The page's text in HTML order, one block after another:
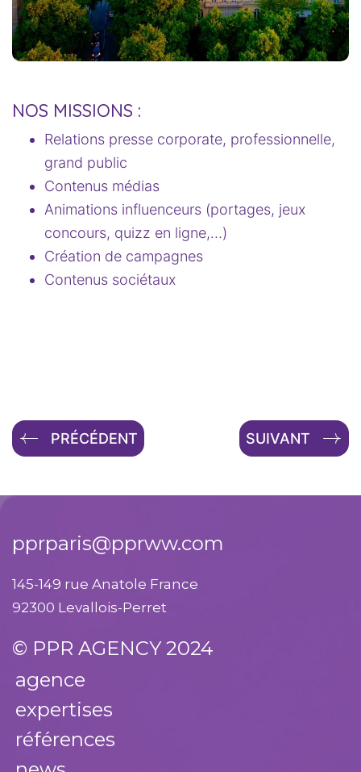
NOS MISSIONS :
Relations presse corporate, professionnelle,
grand public
Contenus médias
Animations influenceurs (portages, jeux
concours, quizz en ligne,…)
Création de campagnes
Contenus sociétaux
PRÉCÉDENT SUIVANT
pprparis@pprww.com
145-149 rue Anatole France
92300 Levallois-Perret
© PPR AGENCY 2024
agence
expertises
références